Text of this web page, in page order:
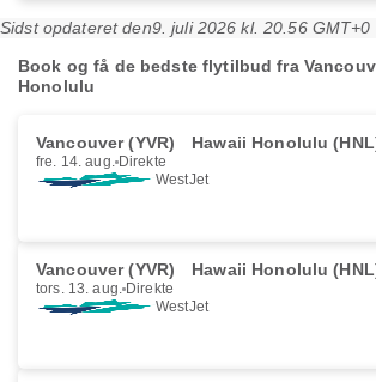
Sidst opdateret den9. juli 2026 kl. 20.56 GMT+0
Book og få de bedste flytilbud fra
Honolulu
Vancouver (YVR) Hawaii Honolulu
fre. 14. aug. Direkte
WestJet
Vancouver (YVR) Hawaii Honolulu
tors. 13. aug. Direkte
WestJet